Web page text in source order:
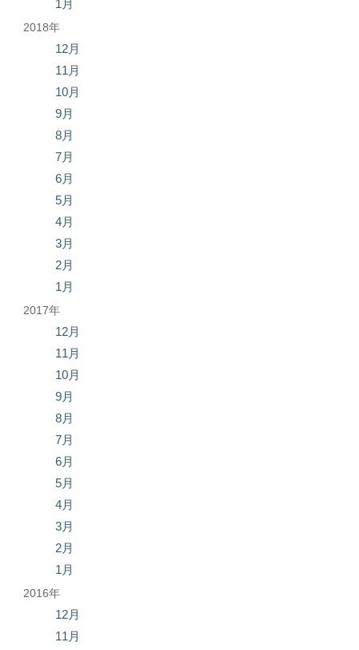
1月
2018年
12月
11月
10月
9月
8月
7月
6月
5月
4月
3月
2月
1月
2017年
12月
11月
10月
9月
8月
7月
6月
5月
4月
3月
2月
1月
2016年
12月
11月